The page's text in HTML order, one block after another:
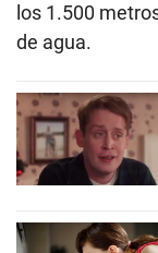
los 1.500
de agua.